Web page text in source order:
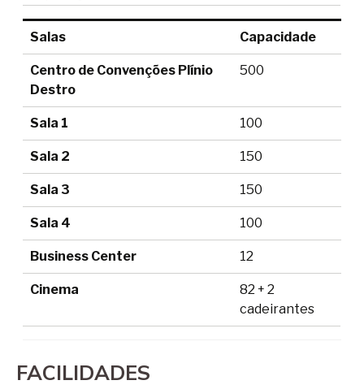
Salas Capacidade
Centro de Convenções Plínio
Destro
500
Sala 1 100
Sala 2 150
Sala 3 150
Sala 4 100
Business Center 12
Cinema
82 + 2
cadeirantes
FACILIDADES